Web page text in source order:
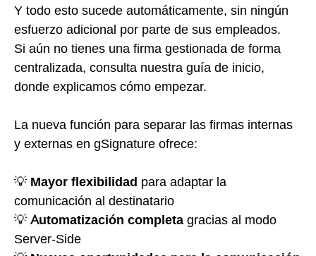
Y todo esto sucede automáticamente, sin ningún
esfuerzo adicional por parte de sus empleados.
Si aún no tienes una firma gestionada de forma
centralizada, consulta nuestra guía de inicio,
donde explicamos cómo empezar.
La nueva función para separar las firmas internas
y externas en gSignature ofrece:
💡 Mayor flexibilidad para adaptar la
comunicación al destinatario
💡 Automatización completa gracias al modo
Server-Side